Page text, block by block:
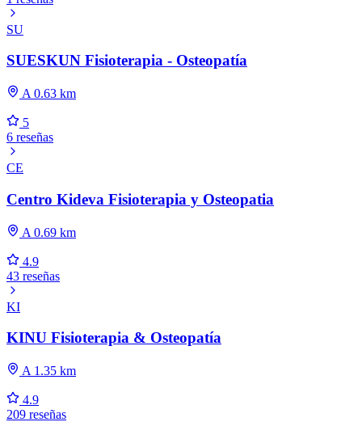
SU
SUESKUN Fisioterapia - Osteopatía
A 0.63 km
5
6 reseñas
CE
Centro Kideva Fisioterapia y Osteopatia
A 0.69 km
4.9
43 reseñas
KI
KINU Fisioterapia & Osteopatía
A 1.35 km
4.9
209 reseñas